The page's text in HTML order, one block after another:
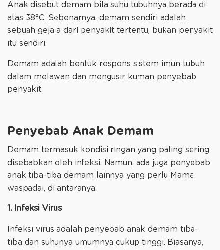
Anak disebut demam bila suhu tubuhnya berada di
atas 38°C. Sebenarnya, demam sendiri adalah
sebuah gejala dari penyakit tertentu, bukan penyakit
itu sendiri.
Demam adalah bentuk respons sistem imun tubuh
dalam melawan dan mengusir kuman penyebab
penyakit.
Penyebab Anak Demam
Demam termasuk kondisi ringan yang paling sering
disebabkan oleh infeksi. Namun, ada juga penyebab
anak tiba-tiba demam lainnya yang perlu Mama
waspadai, di antaranya:
1. Infeksi Virus
Infeksi virus adalah penyebab anak demam tiba-
tiba dan suhunya umumnya cukup tinggi. Biasanya,